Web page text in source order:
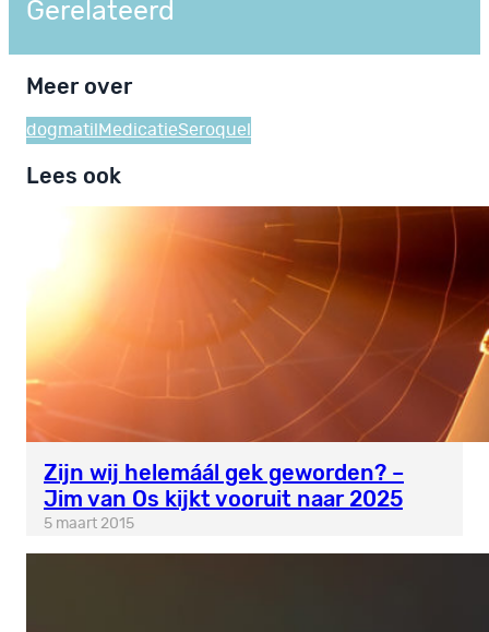
Gerelateerd
Meer over
dogmatil MedicatieSeroquel
Lees ook
Zijn wij helemáál gek geworden? –
Jim van Os kijkt vooruit naar 2025
5 maart 2015